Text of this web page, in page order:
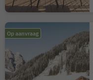
Op aanvraag